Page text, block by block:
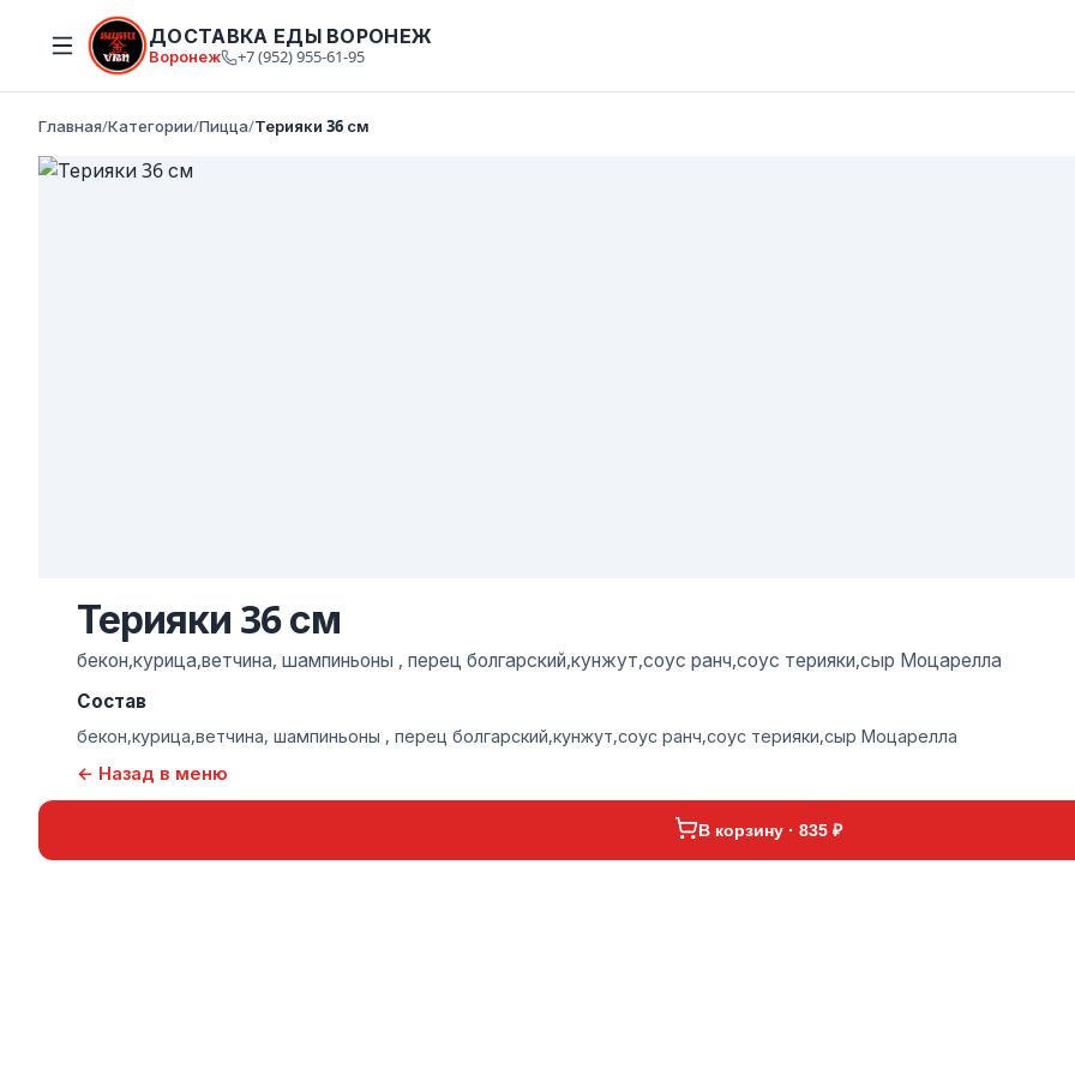
ДОСТАВКА ЕДЫ ВОРОНЕЖ
Воронеж +7 (952) 955-61-95
Главная/Категории/Пицца/Терияки 36 см
Терияки 36 см
бекон,курица,ветчина, шампиньоны , перец болгарский,кунжут,соус ранч,соус терияки,сыр Моцарелла
Состав
бекон,курица,ветчина, шампиньоны , перец болгарский,кунжут,соус ранч,соус терияки,сыр Моцарелла
← Назад в меню
В корзину · 835 ₽